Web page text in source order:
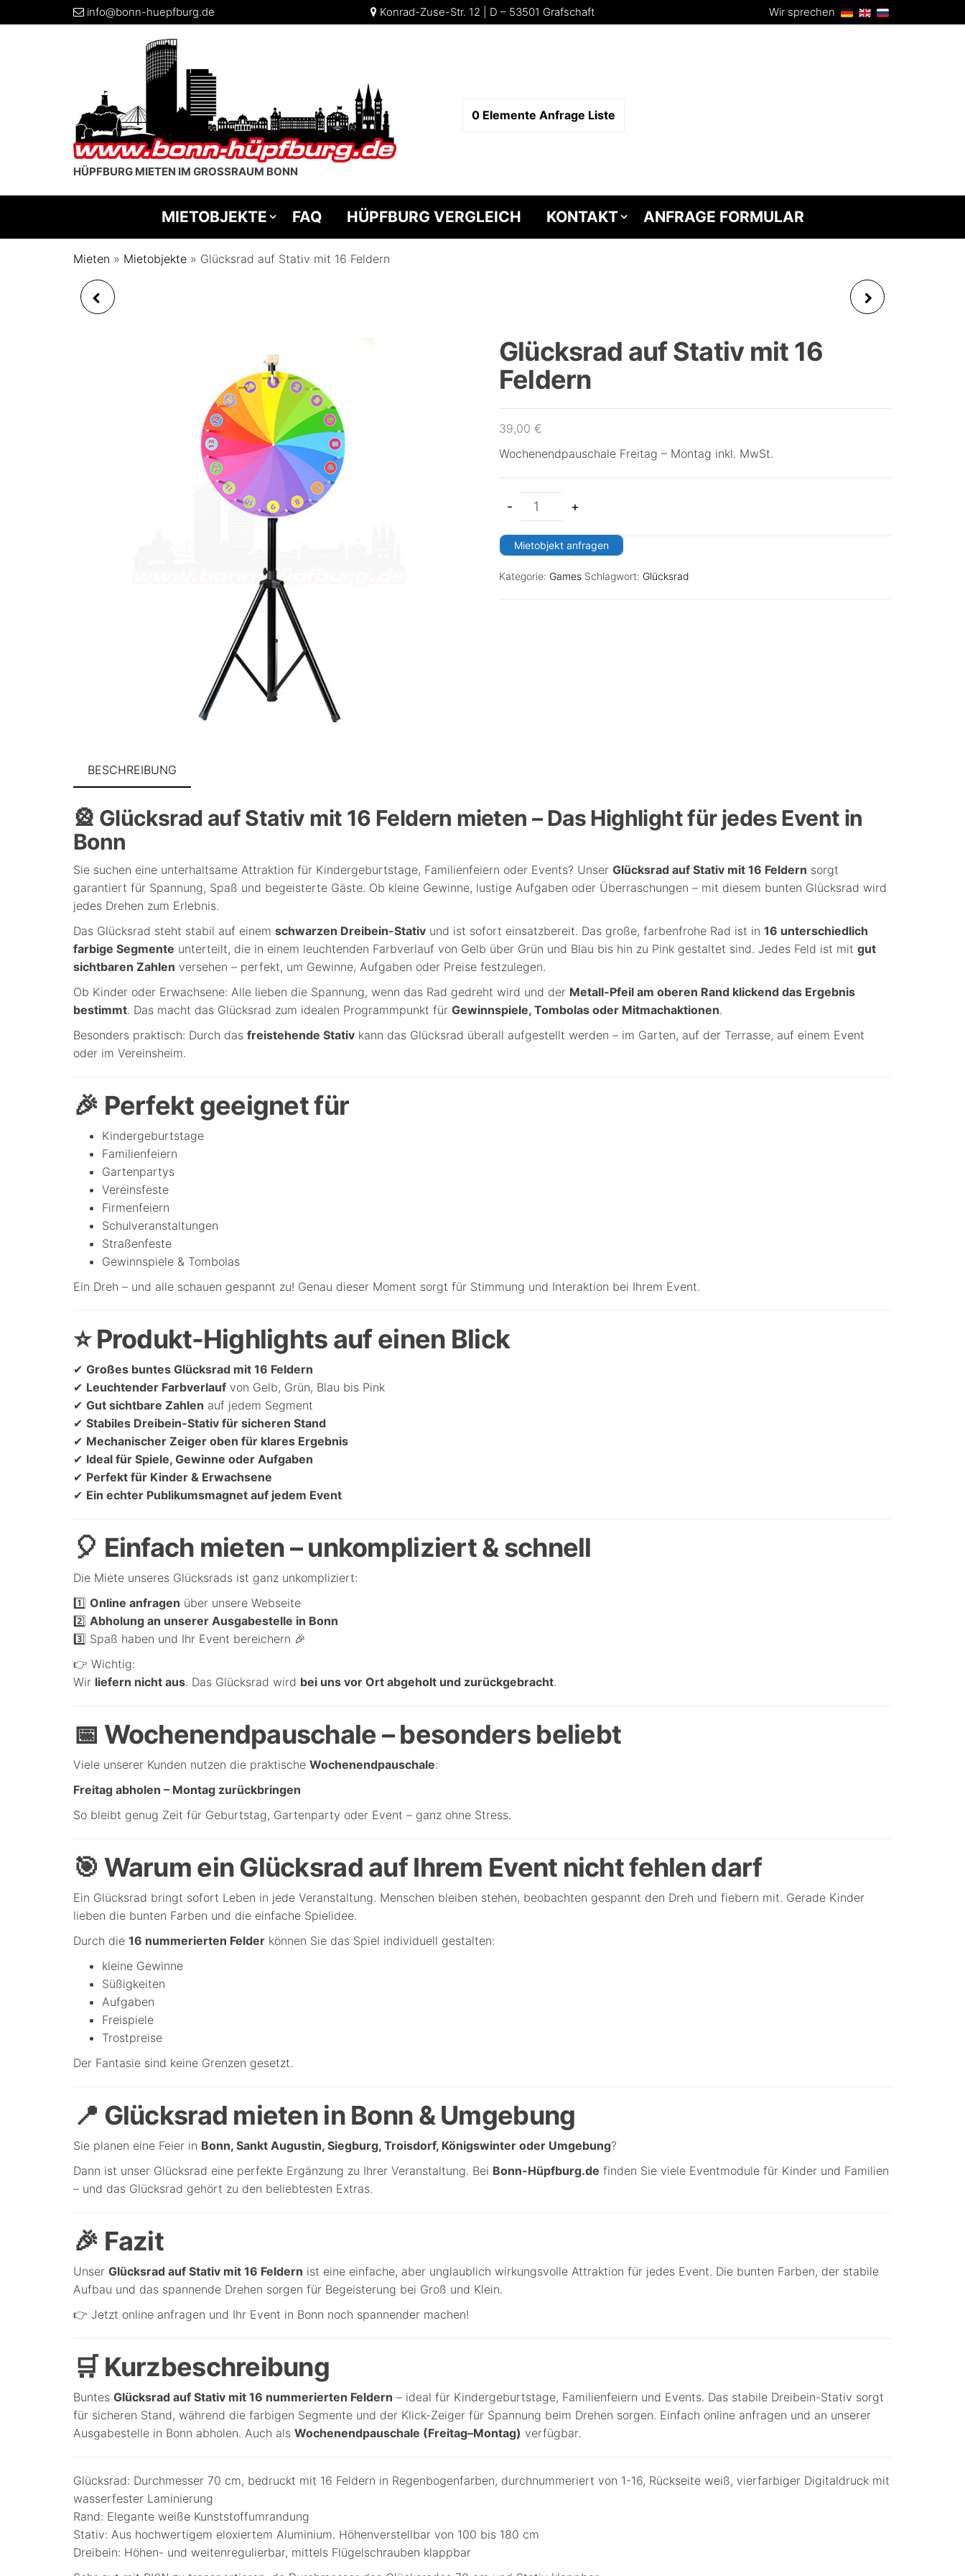
info@bonn-huepfburg.de Konrad-Zuse-Str. 12 | D – 53501 Grafschaft Wir sprechen
HÜPFBURG MIETEN IM GROSSRAUM BONN
0 Elemente Anfrage Liste
MIETOBJEKTE FAQ HÜPFBURG VERGLEICH KONTAKT ANFRAGE FORMULAR
Mieten » Mietobjekte » Glücksrad auf Stativ mit 16 Feldern
Glücksrad auf Stativ mit 16
Feldern
39,00 €
Wochenendpauschale Freitag – Montag inkl. MwSt.
- +
Mietobjekt anfragen
Kategorie: Games Schlagwort: Glücksrad
BESCHREIBUNG
🎡 Glücksrad auf Stativ mit 16 Feldern mieten – Das Highlight für jedes Event in
Bonn
Sie suchen eine unterhaltsame Attraktion für Kindergeburtstage, Familienfeiern oder Events? Unser Glücksrad auf Stativ mit 16 Feldern sorgt
garantiert für Spannung, Spaß und begeisterte Gäste. Ob kleine Gewinne, lustige Aufgaben oder Überraschungen – mit diesem bunten Glücksrad wird
jedes Drehen zum Erlebnis.
Das Glücksrad steht stabil auf einem schwarzen Dreibein-Stativ und ist sofort einsatzbereit. Das große, farbenfrohe Rad ist in 16 unterschiedlich
farbige Segmente unterteilt, die in einem leuchtenden Farbverlauf von Gelb über Grün und Blau bis hin zu Pink gestaltet sind. Jedes Feld ist mit gut
sichtbaren Zahlen versehen – perfekt, um Gewinne, Aufgaben oder Preise festzulegen.
Ob Kinder oder Erwachsene: Alle lieben die Spannung, wenn das Rad gedreht wird und der Metall-Pfeil am oberen Rand klickend das Ergebnis
bestimmt. Das macht das Glücksrad zum idealen Programmpunkt für Gewinnspiele, Tombolas oder Mitmachaktionen.
Besonders praktisch: Durch das freistehende Stativ kann das Glücksrad überall aufgestellt werden – im Garten, auf der Terrasse, auf einem Event
oder im Vereinsheim.
🎉 Perfekt geeignet für
Kindergeburtstage
Familienfeiern
Gartenpartys
Vereinsfeste
Firmenfeiern
Schulveranstaltungen
Straßenfeste
Gewinnspiele & Tombolas
Ein Dreh – und alle schauen gespannt zu! Genau dieser Moment sorgt für Stimmung und Interaktion bei Ihrem Event.
⭐ Produkt-Highlights auf einen Blick
✔ Großes buntes Glücksrad mit 16 Feldern
✔ Leuchtender Farbverlauf von Gelb, Grün, Blau bis Pink
✔ Gut sichtbare Zahlen auf jedem Segment
✔ Stabiles Dreibein-Stativ für sicheren Stand
✔ Mechanischer Zeiger oben für klares Ergebnis
✔ Ideal für Spiele, Gewinne oder Aufgaben
✔ Perfekt für Kinder & Erwachsene
✔ Ein echter Publikumsmagnet auf jedem Event
🎈 Einfach mieten – unkompliziert & schnell
Die Miete unseres Glücksrads ist ganz unkompliziert:
1️⃣ Online anfragen über unsere Webseite
2️⃣ Abholung an unserer Ausgabestelle in Bonn
3️⃣ Spaß haben und Ihr Event bereichern 🎉
👉 Wichtig:
Wir liefern nicht aus. Das Glücksrad wird bei uns vor Ort abgeholt und zurückgebracht.
📅 Wochenendpauschale – besonders beliebt
Viele unserer Kunden nutzen die praktische Wochenendpauschale:
Freitag abholen – Montag zurückbringen
So bleibt genug Zeit für Geburtstag, Gartenparty oder Event – ganz ohne Stress.
🎯 Warum ein Glücksrad auf Ihrem Event nicht fehlen darf
Ein Glücksrad bringt sofort Leben in jede Veranstaltung. Menschen bleiben stehen, beobachten gespannt den Dreh und fiebern mit. Gerade Kinder
lieben die bunten Farben und die einfache Spielidee.
Durch die 16 nummerierten Felder können Sie das Spiel individuell gestalten:
kleine Gewinne
Süßigkeiten
Aufgaben
Freispiele
Trostpreise
Der Fantasie sind keine Grenzen gesetzt.
📍 Glücksrad mieten in Bonn & Umgebung
Sie planen eine Feier in Bonn, Sankt Augustin, Siegburg, Troisdorf, Königswinter oder Umgebung?
Dann ist unser Glücksrad eine perfekte Ergänzung zu Ihrer Veranstaltung. Bei Bonn-Hüpfburg.de finden Sie viele Eventmodule für Kinder und Familien
– und das Glücksrad gehört zu den beliebtesten Extras.
🎉 Fazit
Unser Glücksrad auf Stativ mit 16 Feldern ist eine einfache, aber unglaublich wirkungsvolle Attraktion für jedes Event. Die bunten Farben, der stabile
Aufbau und das spannende Drehen sorgen für Begeisterung bei Groß und Klein.
👉 Jetzt online anfragen und Ihr Event in Bonn noch spannender machen!
🛒 Kurzbeschreibung
Buntes Glücksrad auf Stativ mit 16 nummerierten Feldern – ideal für Kindergeburtstage, Familienfeiern und Events. Das stabile Dreibein-Stativ sorgt
für sicheren Stand, während die farbigen Segmente und der Klick-Zeiger für Spannung beim Drehen sorgen. Einfach online anfragen und an unserer
Ausgabestelle in Bonn abholen. Auch als Wochenendpauschale (Freitag–Montag) verfügbar.
Glücksrad: Durchmesser 70 cm, bedruckt mit 16 Feldern in Regenbogenfarben, durchnummeriert von 1-16, Rückseite weiß, vierfarbiger Digitaldruck mit
wasserfester Laminierung
Rand: Elegante weiße Kunststoffumrandung
Stativ: Aus hochwertigem eloxiertem Aluminium. Höhenverstellbar von 100 bis 180 cm
Dreibein: Höhen- und weitenregulierbar, mittels Flügelschrauben klappbar